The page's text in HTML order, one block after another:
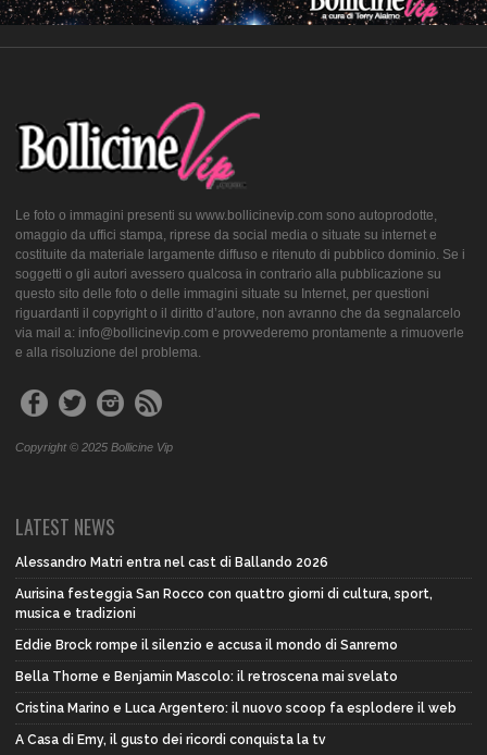
Le foto o immagini presenti su www.bollicinevip.com sono autoprodotte,
omaggio da uffici stampa, riprese da social media o situate su internet e
costituite da materiale largamente diffuso e ritenuto di pubblico dominio. Se i
soggetti o gli autori avessero qualcosa in contrario alla pubblicazione su
questo sito delle foto o delle immagini situate su Internet, per questioni
riguardanti il copyright o il diritto d’autore, non avranno che da segnalarcelo
via mail a: info@bollicinevip.com e provvederemo prontamente a rimuoverle
e alla risoluzione del problema.
Copyright © 2025 Bollicine Vip
LATEST NEWS
Alessandro Matri entra nel cast di Ballando 2026
Aurisina festeggia San Rocco con quattro giorni di cultura, sport,
musica e tradizioni
Eddie Brock rompe il silenzio e accusa il mondo di Sanremo
Bella Thorne e Benjamin Mascolo: il retroscena mai svelato
Cristina Marino e Luca Argentero: il nuovo scoop fa esplodere il web
A Casa di Emy, il gusto dei ricordi conquista la tv